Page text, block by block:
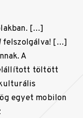
[…]
felszolgálva! […]
A
töltött
egyet mobilon